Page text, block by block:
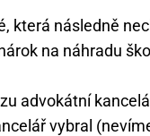
která následně
na náhradu
advokátní
vybral